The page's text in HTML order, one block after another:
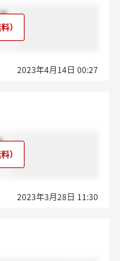
。
2023年4月14日 00:27
。
2023年3月28日 11:30